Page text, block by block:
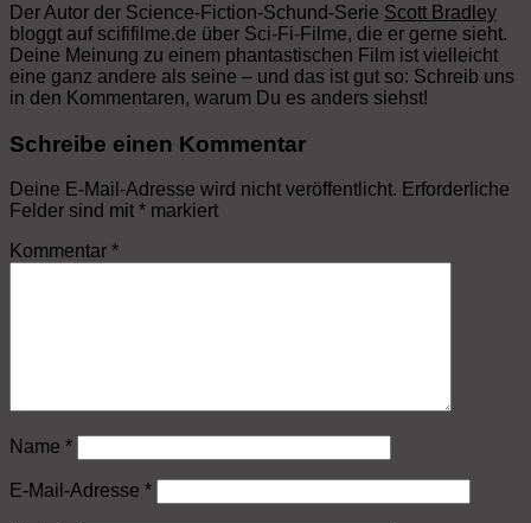
Der Autor der Science-Fiction-Schund-Serie Scott Bradley
bloggt auf scififilme.de über Sci-Fi-Filme, die er gerne sieht.
Deine Meinung zu einem phantastischen Film ist vielleicht
eine ganz andere als seine – und das ist gut so: Schreib uns
in den Kommentaren, warum Du es anders siehst!
Schreibe einen Kommentar
Deine E-Mail-Adresse wird nicht veröffentlicht. Erforderliche
Felder sind mit * markiert
Kommentar *
Name *
E-Mail-Adresse *